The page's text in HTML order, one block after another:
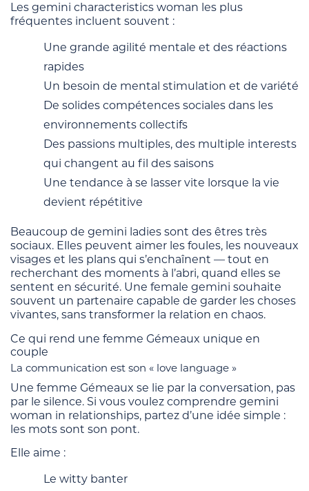
Les gemini characteristics woman les plus
fréquentes incluent souvent :
Une grande agilité mentale et des réactions
rapides
Un besoin de mental stimulation et de variété
De solides compétences sociales dans les
environnements collectifs
Des passions multiples, des multiple interests
qui changent au fil des saisons
Une tendance à se lasser vite lorsque la vie
devient répétitive
Beaucoup de gemini ladies sont des êtres très
sociaux. Elles peuvent aimer les foules, les nouveaux
visages et les plans qui s’enchaînent — tout en
recherchant des moments à l’abri, quand elles se
sentent en sécurité. Une female gemini souhaite
souvent un partenaire capable de garder les choses
vivantes, sans transformer la relation en chaos.
Ce qui rend une femme Gémeaux unique en
couple
La communication est son « love language »
Une femme Gémeaux se lie par la conversation, pas
par le silence. Si vous voulez comprendre gemini
woman in relationships, partez d’une idée simple :
les mots sont son pont.
Elle aime :
Le witty banter